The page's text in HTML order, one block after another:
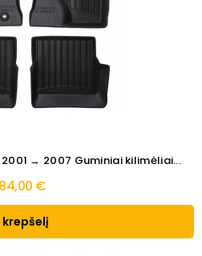
2001 → 2007 Guminiai kilimėliai...
84,00 €
krepšelį